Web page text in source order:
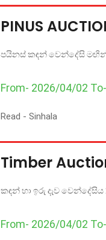
PINUS
පයිනස් කඳන් වෙන්දේසි
From- 2026/04/02
Read - Sinhala
Timber
කඳන් හා ඉරු දැව වෙන්දේසිය
From- 2026/04/02